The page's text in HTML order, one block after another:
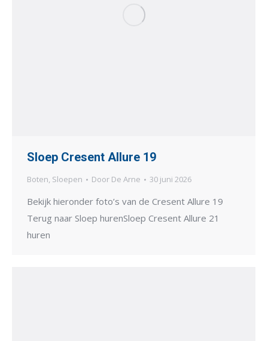
Sloep Cresent Allure 19
Boten, Sloepen Door De Arne 30 juni 2026
Bekijk hieronder foto’s van de Cresent Allure 19
Terug naar Sloep hurenSloep Cresent Allure 21
huren